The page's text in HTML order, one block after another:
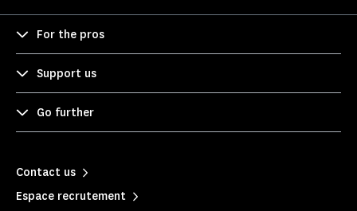
For the pros
Support us
Go further
Contact us
Espace recrutement